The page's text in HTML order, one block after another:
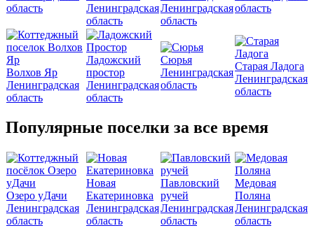
область
Ленинградская
область
Ленинградская
область
область
Волхов Яр
Ленинградская
область
Ладожский
простор
Ленинградская
область
Сюрья
Ленинградская
область
Старая Ладога
Ленинградская
область
Популярные поселки за все время
Озеро уДачи
Ленинградская
область
Новая
Екатериновка
Ленинградская
область
Павловский
ручей
Ленинградская
область
Медовая
Поляна
Ленинградская
область